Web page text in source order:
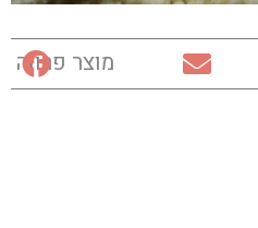
מוצר פרווה